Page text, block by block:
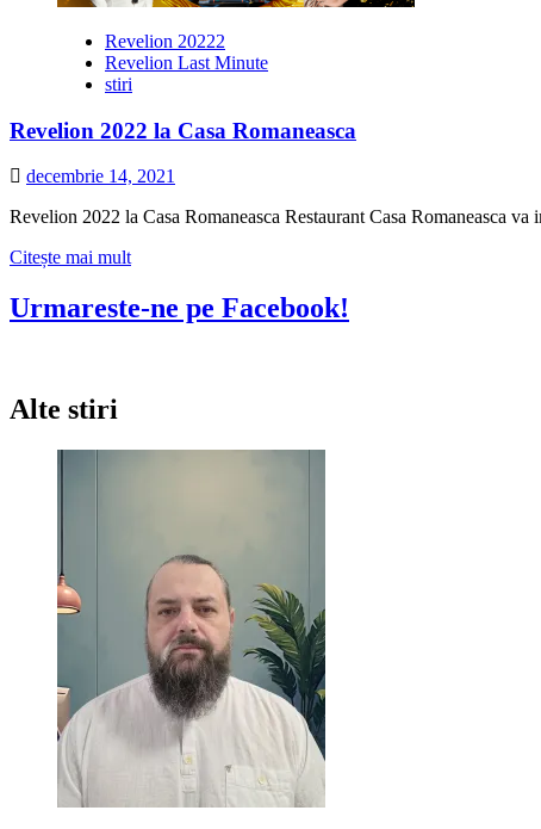
Revelion 20222
Revelion Last Minute
stiri
Revelion 2022 la Casa Romaneasca
decembrie 14, 2021
Revelion 2022 la Casa Romaneasca Restaurant Casa Romaneasca
Citește mai multCitește
despre
Urmareste-ne pe Facebook!
Alte stiri